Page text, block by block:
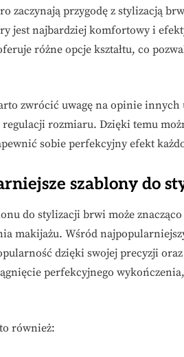
zaczynają przygodę z stylizacją
jest najbardziej komfortowy i
różne opcje kształtu, co
zwrócić uwagę na opinie
rozmiaru. Dzięki temu
sobie perfekcyjny efekt
szablony do
do stylizacji brwi może
makijażu. Wśród
dzięki swojej precyzji
perfekcyjnego
również: